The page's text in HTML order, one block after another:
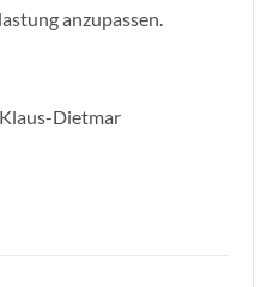
anzupassen.
Dietmar